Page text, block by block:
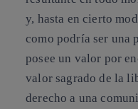
y, hasta en cierto
como podría ser una
posee un valor por
valor sagrado de la
derecho a una